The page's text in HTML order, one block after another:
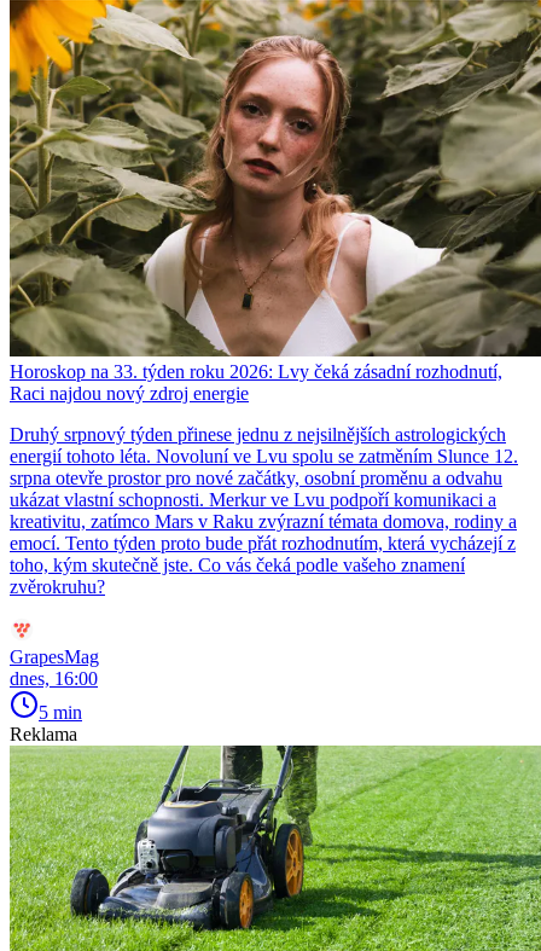
Horoskop na 33. týden roku 2026: Lvy čeká zásadní rozhodnutí,
Raci najdou nový zdroj energie
Druhý srpnový týden přinese jednu z nejsilnějších astrologických
energií tohoto léta. Novoluní ve Lvu spolu se zatměním Slunce 12.
srpna otevře prostor pro nové začátky, osobní proměnu a odvahu
ukázat vlastní schopnosti. Merkur ve Lvu podpoří komunikaci a
kreativitu, zatímco Mars v Raku zvýrazní témata domova, rodiny a
emocí. Tento týden proto bude přát rozhodnutím, která vycházejí z
toho, kým skutečně jste. Co vás čeká podle vašeho znamení
zvěrokruhu?
GrapesMag
dnes, 16:00
5 min
Reklama